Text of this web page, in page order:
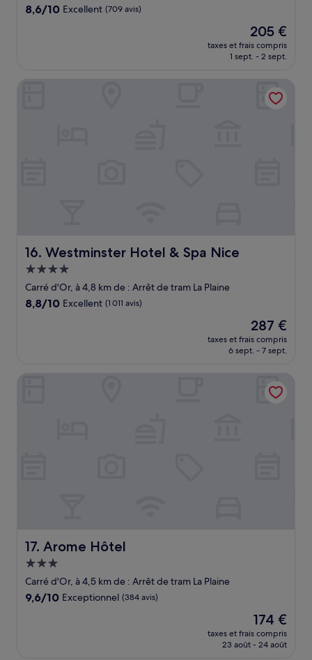
8.6
8,6/10 Excellent (709 avis)
Le
nouveau
prix
de
205 €
205 €
taxes et frais compris
1 sept. - 2 sept.
16. Westminster Hotel & Spa Nice
Westminster Hotel & Spa Nice
Hébergement
4.0 étoiles
Carré d'Or, à 4,8 km de : Arrêt de tram La Plaine
8.8
8,8/10 Excellent (1 011 avis)
Le
nouveau
prix
de
287 €
287 €
taxes et frais compris
6 sept. - 7 sept.
17. Arome Hôtel
Arome Hôtel
Hébergement
3.0 étoiles
Carré d'Or, à 4,5 km de : Arrêt de tram La Plaine
9.6
9,6/10 Exceptionnel (384 avis)
Le
nouveau
prix
174 €
taxes et frais compris
23 août - 24 août